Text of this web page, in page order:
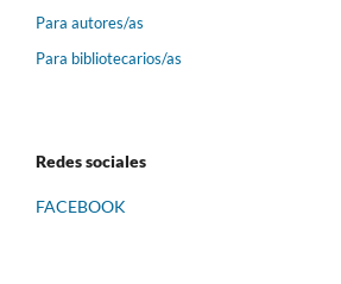
Para autores/as
Para bibliotecarios/as
Redes sociales
FACEBOOK